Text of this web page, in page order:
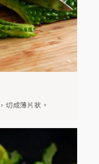
切成薄片狀。
蓋上鍋蓋燜2分